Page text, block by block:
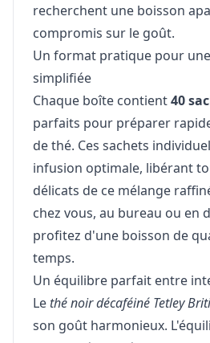
recherchent une boisson
compromis sur le goût.
Un format pratique pour
simplifiée
Chaque boîte contient40
parfaits pour préparer
de thé. Ces sachets
infusion optimale, libérant
délicats de ce mélange
chez vous, au bureau ou en
profitez d'une boisson de
temps.
Un équilibre parfait entre
Le thé noir décaféiné Tetley
son goût harmonieux.